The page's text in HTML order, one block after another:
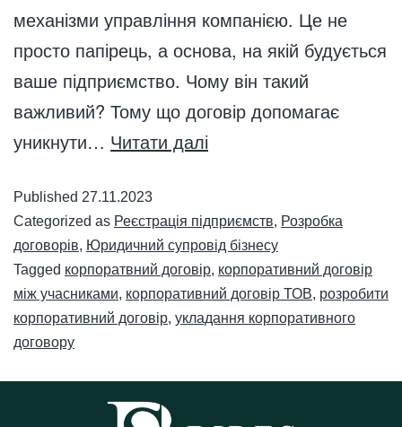
механізми управління компанією. Це не
просто папірець, а основа, на якій будується
ваше підприємство. Чому він такий
важливий? Тому що договір допомагає
уникнути… Читати далі
Published 27.11.2023
Categorized as Реєстрація підприємств, Розробка
договорів, Юридичний супровід бізнесу
Tagged корпоратвний договір, корпоративний договір
між учасниками, корпоративний договір ТОВ, розробити
корпоративний договір, укладання корпоративного
договору